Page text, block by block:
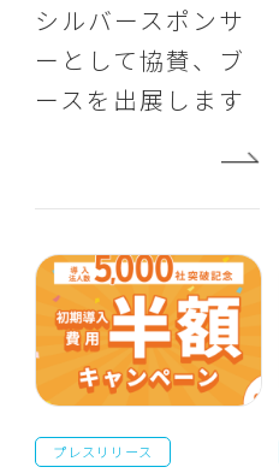
シルバースポンサ
ーとして協賛、ブ
ースを出展します
プレスリリース